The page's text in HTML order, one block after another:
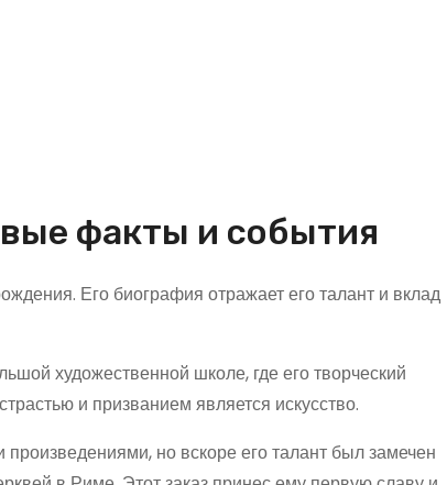
факты и события
Его биография отражает его талант и вклад
художественной школе, где его творческий
и призванием является искусство.
но вскоре его талант был замечен